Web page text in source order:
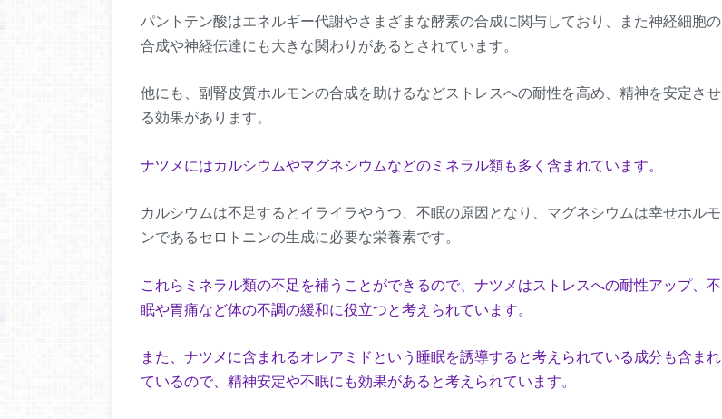
パントテン酸はエネルギー代謝やさまざまな酵素の合成に関与しており、また神経細胞の
合成や神経伝達にも大きな関わりがあるとされています。
他にも、副腎皮質ホルモンの合成を助けるなどストレスへの耐性を高め、精神を安定させ
る効果があります。
ナツメにはカルシウムやマグネシウムなどのミネラル類も多く含まれています。
カルシウムは不足するとイライラやうつ、不眠の原因となり、マグネシウムは幸せホルモ
ンであるセロトニンの生成に必要な栄養素です。
これらミネラル類の不足を補うことができるので、ナツメはストレスへの耐性アップ、不
眠や胃痛など体の不調の緩和に役立つと考えられています。
また、ナツメに含まれるオレアミドという睡眠を誘導すると考えられている成分も含まれ
ているので、精神安定や不眠にも効果があると考えられています。